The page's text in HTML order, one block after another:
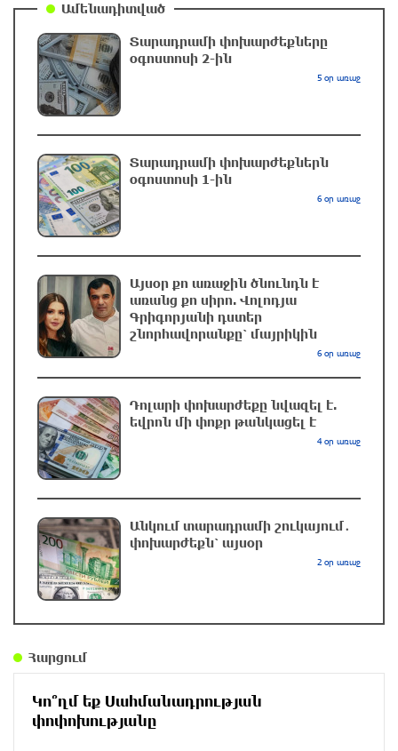
Դանակահարություն՝ Մասիսի
գազալցակայաններից մեկի մոտ. կասկածյալը
ձերբակալվել է
34 րոպե առաջ
Սև ծովում բեռնափոխադրումների արժեքը
կտրուկ աճել է․ ինչ ազդեցություն կունենա
այն Հայաստանի վրա
Բելառուսում պակասում է ԽՍՀՄ
ժամանակների կառավարման համակարգը․
Լուկաշենկո
20 րոպե առաջ
Հայ ուշուիստները մեդալներ են նվաճել
Բաթումի բաց առաջնությունում
36 րոպե առաջ
39 րոպե առաջ
Հայաստանի հավաքականի նախկին գլխավոր
հայտարարությունը
Ամենադիտված
Տարադրամի փոխարժեքները
օգոստոսի 2-ին
5 օր առաջ
Տարադրամի փոխարժեքներն
օգոստոսի 1-ին
6 օր առաջ
Այսօր քո առաջին ծնունդն է
առանց քո սիրո. Վոլոդյա
Գրիգորյանի դստեր
շնորհավորանքը՝ մայրիկին
6 օր առաջ
Դոլարի փոխարժեքը նվազել է.
եվրոն մի փոքր թանկացել է
4 օր առաջ
Անկում տարադրամի շուկայում․
փոխարժեքն՝ այսօր
2 օր առաջ
Հարցում
Կո՞ղմ եք Սահմանադրության
փոփոխությանը